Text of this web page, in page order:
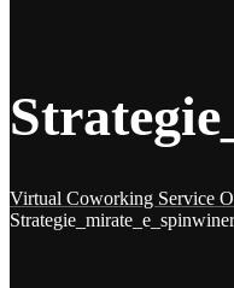
Virtual Coworking Service